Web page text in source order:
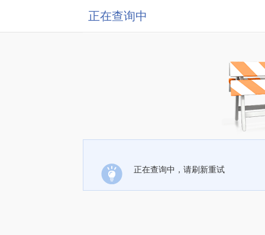
正在查询中
正在查询中，请刷新重试